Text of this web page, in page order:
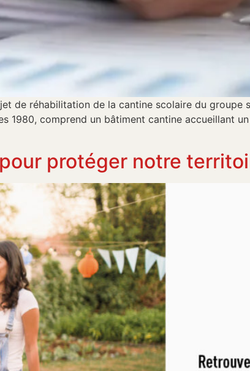
de réhabilitation de la cantine scolaire du groupe
1980, comprend un bâtiment cantine accueillant
protéger notre